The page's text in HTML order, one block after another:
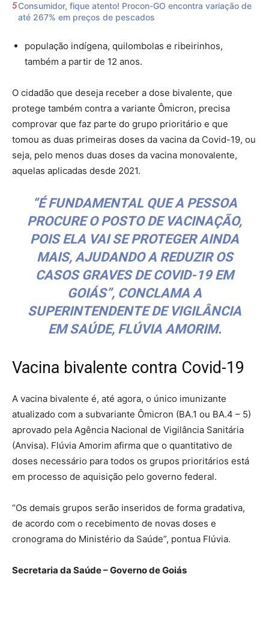
Consumidor, fique atento! Procon-GO encontra variação de
até 267% em preços de pescados
população indígena, quilombolas e ribeirinhos,
também a partir de 12 anos.
O cidadão que deseja receber a dose bivalente, que
protege também contra a variante Ômicron, precisa
comprovar que faz parte do grupo prioritário e que
tomou as duas primeiras doses da vacina da Covid-19, ou
seja, pelo menos duas doses da vacina monovalente,
aquelas aplicadas desde 2021.
“É FUNDAMENTAL QUE A PESSOA
PROCURE O POSTO DE VACINAÇÃO,
POIS ELA VAI SE PROTEGER AINDA
MAIS, AJUDANDO A REDUZIR OS
CASOS GRAVES DE COVID-19 EM
GOIÁS”, CONCLAMA A
SUPERINTENDENTE DE VIGILÂNCIA
EM SAÚDE, FLÚVIA AMORIM.
Vacina bivalente contra Covid-19
A vacina bivalente é, até agora, o único imunizante
atualizado com a subvariante Ômicron (BA.1 ou BA.4 – 5)
aprovado pela Agência Nacional de Vigilância Sanitária
(Anvisa). Flúvia Amorim afirma que o quantitativo de
doses necessário para todos os grupos prioritários está
em processo de aquisição pelo governo federal.
“Os demais grupos serão inseridos de forma gradativa,
de acordo com o recebimento de novas doses e
cronograma do Ministério da Saúde”, pontua Flúvia.
Secretaria da Saúde – Governo de Goiás